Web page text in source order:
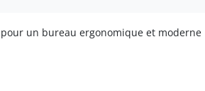
pour un bureau ergonomique et moderne